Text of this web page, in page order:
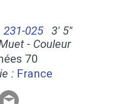
231-025
3' 5''
- Couleur
70
: France